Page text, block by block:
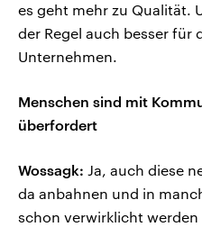
es geht mehr zu Qualität.
der Regel auch besser für
Unternehmen.
Menschen sind mit
überfordert
Wossagk: Ja, auch diese
da anbahnen und in
schon verwirklicht